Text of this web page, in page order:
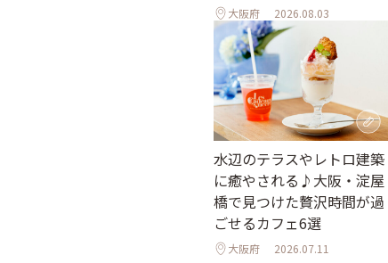
大阪府 2026.08.03
水辺のテラスやレトロ建築
に癒やされる♪大阪・淀屋
橋で見つけた贅沢時間が過
ごせるカフェ6選
大阪府 2026.07.11